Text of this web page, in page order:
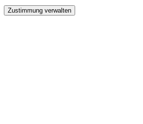
Zustimmung verwalten